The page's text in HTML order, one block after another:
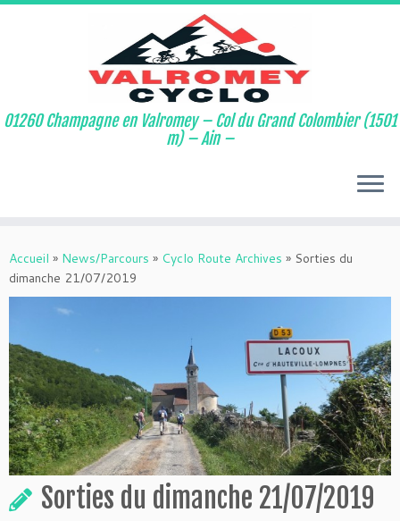
01260 Champagne en Valromey – Col du Grand Colombier (1501
m) – Ain –
Accueil » News/Parcours » Cyclo Route Archives » Sorties du
dimanche 21/07/2019
Sorties du dimanche 21/07/2019